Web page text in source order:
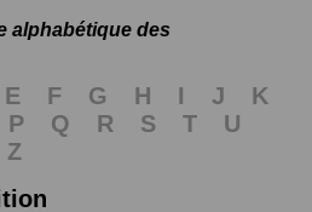
alphabétique des
E F G H I J
K
P Q R S T
U
Z